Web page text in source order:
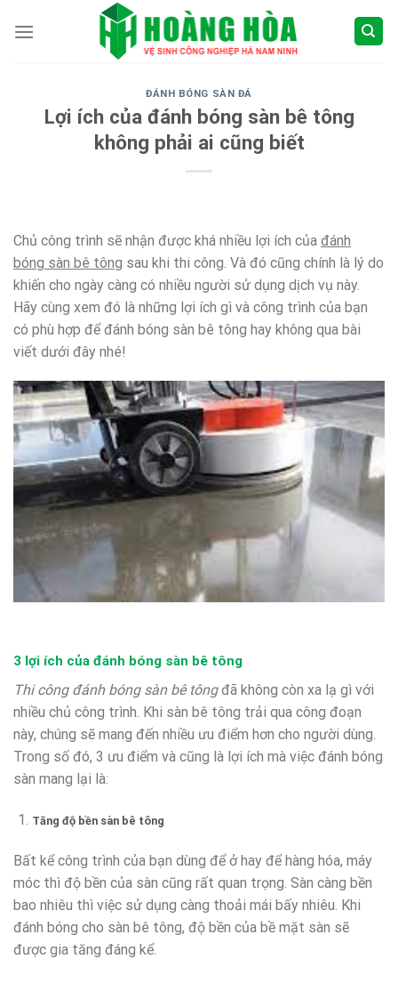
ĐÁNH BÓNG SÀN ĐÁ
Lợi ích của đánh bóng sàn bê tông
không phải ai cũng biết
Chủ công trình sẽ nhận được khá nhiều lợi ích của đánh
bóng sàn bê tông sau khi thi công. Và đó cũng chính là lý do
khiến cho ngày càng có nhiều người sử dụng dịch vụ này.
Hãy cùng xem đó là những lợi ích gì và công trình của bạn
có phù hợp để đánh bóng sàn bê tông hay không qua bài
viết dưới đây nhé!
3 lợi ích của đánh bóng sàn bê tông
Thi công đánh bóng sàn bê tôngđã không còn xa lạ gì với
nhiều chủ công trình. Khi sàn bê tông trải qua công đoạn
này, chúng sẽ mang đến nhiều ưu điểm hơn cho người dùng.
Trong số đó, 3 ưu điểm và cũng là lợi ích mà việc đánh bóng
sàn mang lại là:
Tăng độ bền sàn bê tông
Bất kể công trình của bạn dùng để ở hay để hàng hóa, máy
móc thì độ bền của sàn cũng rất quan trọng. Sàn càng bền
bao nhiêu thì việc sử dụng càng thoải mái bấy nhiêu. Khi
đánh bóng cho sàn bê tông, độ bền của bề mặt sàn sẽ
được gia tăng đáng kể.